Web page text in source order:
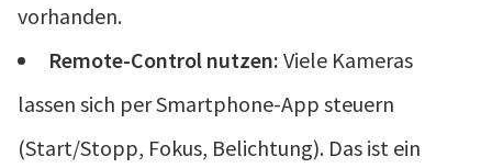
vorhanden.
Remote-Control nutzen: Viele Kameras
lassen sich per Smartphone-App steuern
(Start/Stopp, Fokus, Belichtung). Das ist ein